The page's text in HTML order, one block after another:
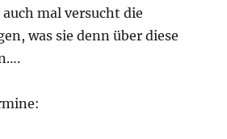
mal versucht die
was sie denn über diese